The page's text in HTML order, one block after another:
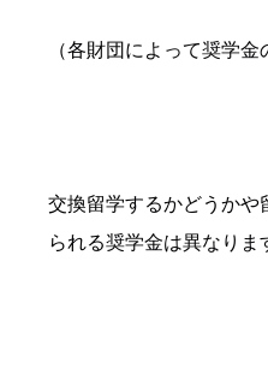
（各財団によって奨学金
交換留学するかどうかや
られる奨学金は異なりま